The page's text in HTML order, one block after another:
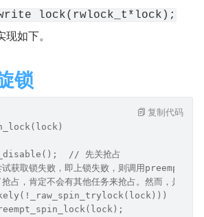
lock(rwlock_t*lock);
如下。
锁
获取锁失败，即上锁失败，则调用
占，肯定不会有其他任务来抢占。然而，是哪个
复制代码